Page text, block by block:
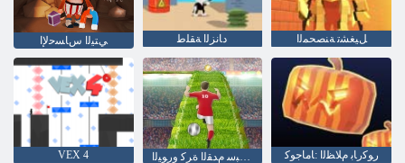
ﻲﺘﻴﻟﺍ ﺱﺎﺴﺣﻹ ﺍ ﺩﺎﻧﺰﻟﺍ ﺔﻘﻠﻃ ﻞﻴﻐﺸﺗ ﺔﻨﺼﺤﻤﻟﺍ
VEX 4 ﺭﻮﻛﺭﺎﺑ ﻡﻼ ﻈﻟﺍ :ﺎﻣﺎﺟﻮﻛ